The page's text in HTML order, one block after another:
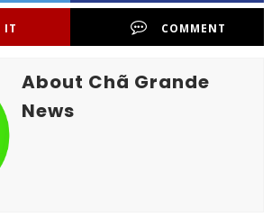
IT COMMENT
About Chã Grande
News